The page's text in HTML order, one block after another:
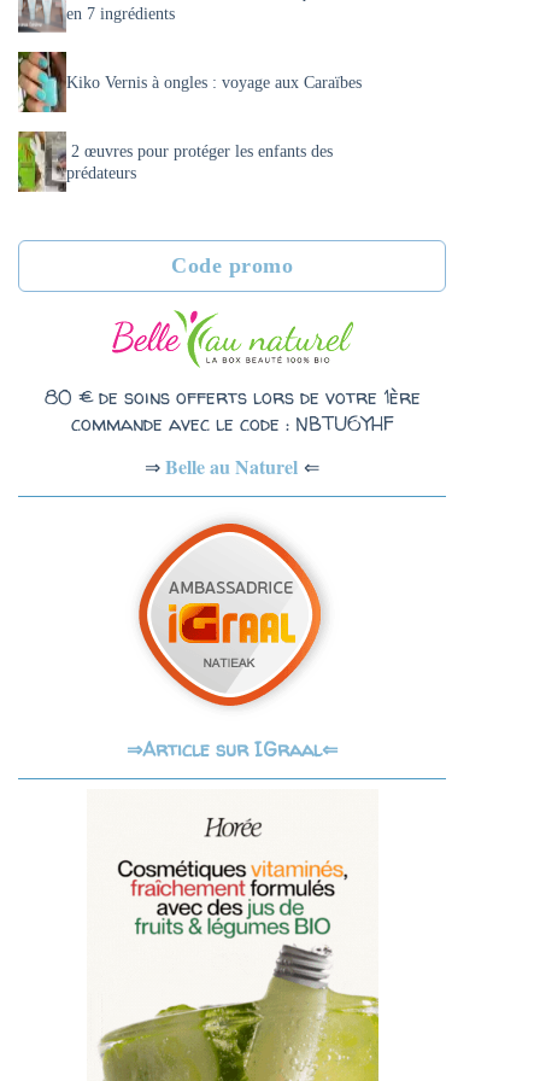
en 7 ingrédients
Kiko Vernis à ongles : voyage aux Caraïbes
2 œuvres pour protéger les enfants des
prédateurs
Code promo
80 € de soins offerts lors de votre 1ère
commande avec le code : NBTU6YHF
⇒Belle au Naturel ⇐
⇒Article sur IGraal⇐